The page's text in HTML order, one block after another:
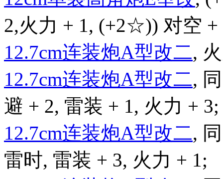
2,火力 + 1, (+2☆)) 对空 +
12.7cm连装炮A型改二,
12.7cm连装炮A型改二,
避 + 2, 雷装 + 1, 火力 + 3;
12.7cm连装炮A型改二,
雷时, 雷装 + 3, 火力 + 1;